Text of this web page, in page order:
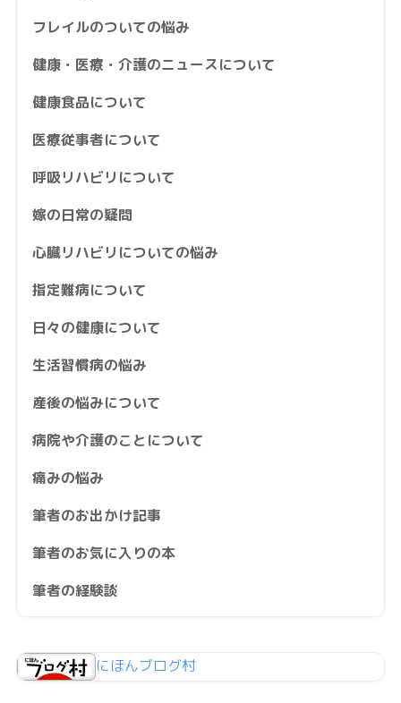
フレイルのついての悩み
健康・医療・介護のニュースについて
健康食品について
医療従事者について
呼吸リハビリについて
嫁の日常の疑問
心臓リハビリについての悩み
指定難病について
日々の健康について
生活習慣病の悩み
産後の悩みについて
病院や介護のことについて
痛みの悩み
筆者のお出かけ記事
筆者のお気に入りの本
筆者の経験談
にほんブログ村